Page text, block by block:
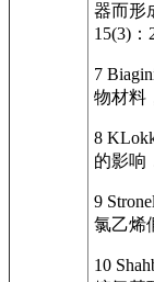
器而形
15(3)：
7
物材料
8
的影响
9
氯乙烯
10